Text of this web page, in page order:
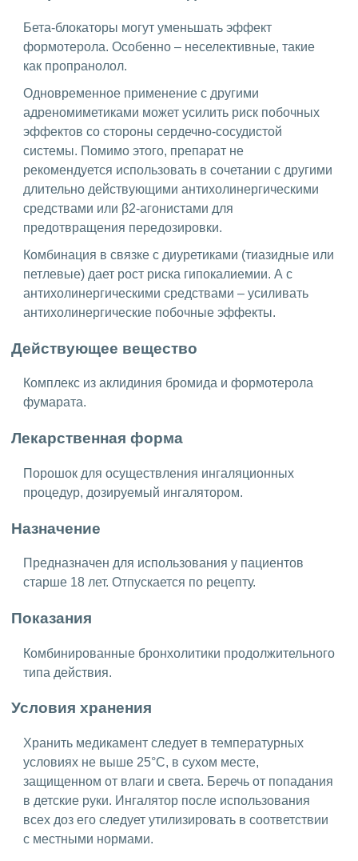
Бета-блокаторы могут уменьшать эффект
формотерола. Особенно – неселективные, такие
как пропранолол.
Одновременное применение с другими
адреномиметиками может усилить риск побочных
эффектов со стороны сердечно-сосудистой
системы. Помимо этого, препарат не
рекомендуется использовать в сочетании с другими
длительно действующими антихолинергическими
средствами или β2-агонистами для
предотвращения передозировки.
Комбинация в связке с диуретиками (тиазидные или
петлевые) дает рост риска гипокалиемии. А с
антихолинергическими средствами – усиливать
антихолинергические побочные эффекты.
Действующее вещество
Комплекс из аклидиния бромида и формотерола
фумарата.
Лекарственная форма
Порошок для осуществления ингаляционных
процедур, дозируемый ингалятором.
Назначение
Предназначен для использования у пациентов
старше 18 лет. Отпускается по рецепту.
Показания
Комбинированные бронхолитики продолжительного
типа действия.
Условия хранения
Хранить медикамент следует в температурных
условиях не выше 25°C, в сухом месте,
защищенном от влаги и света. Беречь от попадания
в детские руки. Ингалятор после использования
всех доз его следует утилизировать в соответствии
с местными нормами.